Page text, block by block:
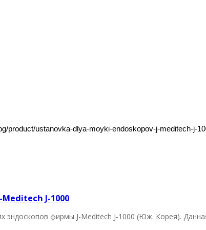
product/ustanovka-dlya-moyki-endoskopov-j-meditech-j-
J-1000
эндоскопов фирмы J-Meditech J-1000 (Юж. Корея).